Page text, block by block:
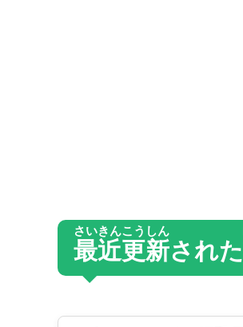
最近
さいきん
更新
こうしん
された